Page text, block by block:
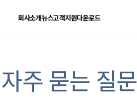
회사소개뉴스고객지원다운로드
자주 묻는 질문